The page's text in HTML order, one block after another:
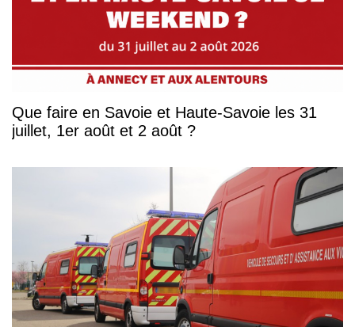
Que faire en Savoie et Haute-Savoie les 31
juillet, 1er août et 2 août ?